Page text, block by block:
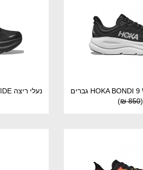
(
850 ₪
)
נעלי ריצה HOKA BONDI 9 WIDE גברים